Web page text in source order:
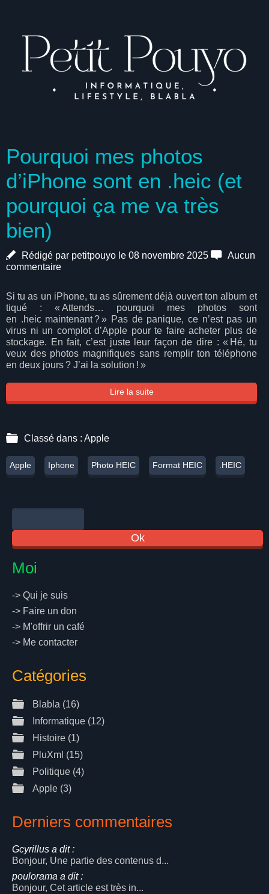
Pourquoi mes photos
d’iPhone sont en .heic (et
pourquoi ça me va très
bien)
Rédigé par petitpouyo le 08 novembre 2025
Aucun
commentaire
Si tu as un iPhone, tu as sûrement déjà ouvert ton album et
tiqué : « Attends… pourquoi mes photos sont
en .heic maintenant ? » Pas de panique, ce n’est pas un
virus ni un complot d’Apple pour te faire acheter plus de
stockage. En fait, c’est juste leur façon de dire : « Hé, tu
veux des photos magnifiques sans remplir ton téléphone
en deux jours ? J’ai la solution ! »
Lire la suite
Classé dans : Apple
Apple Iphone Photo HEIC Format HEIC .HEIC
Moi
-> Qui je suis
-> Faire un don
-> M'offrir un café
-> Me contacter
Catégories
Blabla (16)
Informatique (12)
Histoire (1)
PluXml (15)
Politique (4)
Apple (3)
Derniers commentaires
Gcyrillus a dit :
Bonjour, Une partie des contenus d...
poulorama a dit :
Bonjour, Cet article est très in...